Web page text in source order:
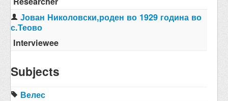
Јован Николовски,роден во 1929 година во
с.Теово
Interviewee
Subjects
Велес